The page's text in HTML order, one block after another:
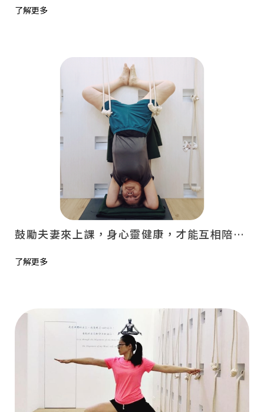
了解更多
鼓勵夫妻來上課，身心靈健康，才能互相陪伴自在生活 - 祥寧瑜伽協會
了解更多